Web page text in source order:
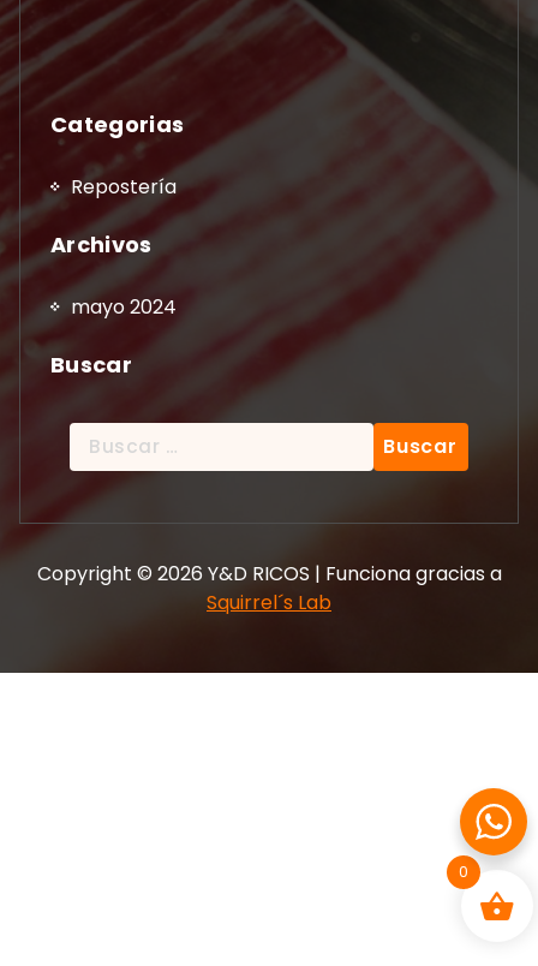
Categorias
Repostería
Archivos
mayo 2024
Buscar
Copyright © 2026 Y&D RICOS | Funciona gracias a
Squirrel´s Lab
0